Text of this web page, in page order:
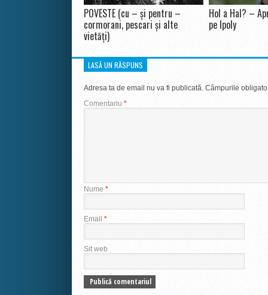
POVESTE (cu – și pentru –
cormorani, pescari și alte
vietăți)
Hol a Hal? –
pe Ipoly
LASĂ UN RĂSPUNS
Adresa ta de email nu va fi publicată. Câmpurile
Comentariu *
Nume *
Email *
Sit web